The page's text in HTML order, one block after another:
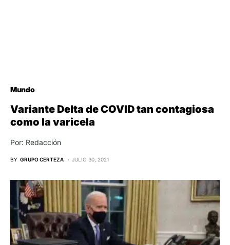
Mundo
Variante Delta de COVID tan contagiosa
como la varicela
Por: Redacción
BY GRUPO CERTEZA JULIO 30, 2021